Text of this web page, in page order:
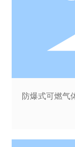
防爆式可燃气